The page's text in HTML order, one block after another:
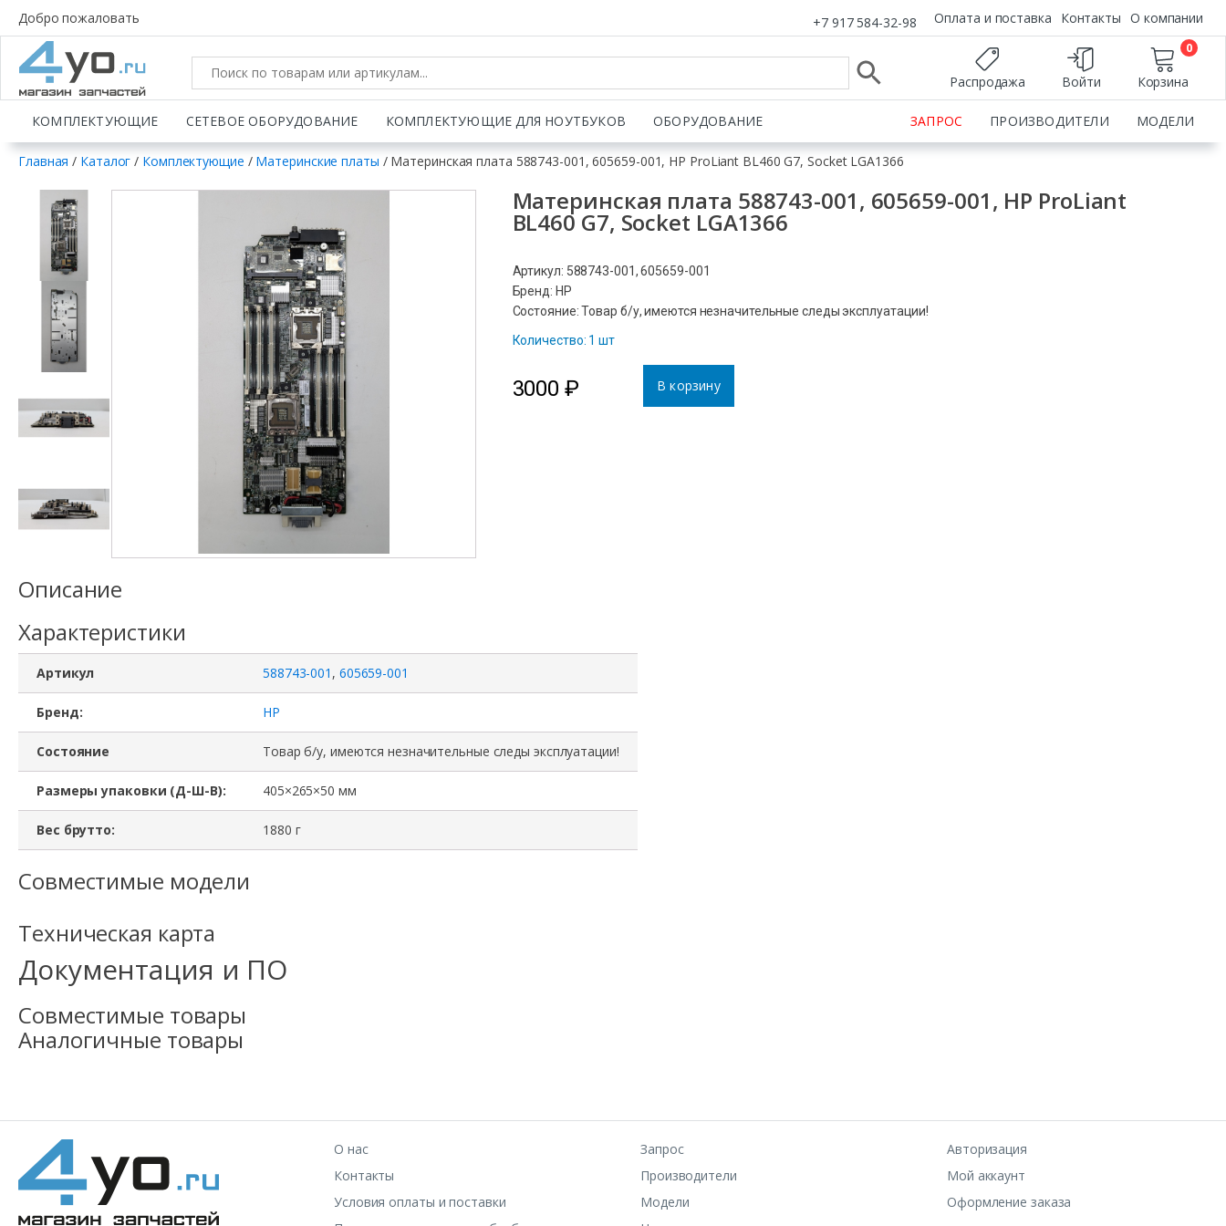
Добро пожаловать +7 917 584-32-98 Оплата и поставка Контакты О компании
Распродажа Войти Корзина
0
КОМПЛЕКТУЮЩИЕ СЕТЕВОЕ ОБОРУДОВАНИЕ КОМПЛЕКТУЮЩИЕ ДЛЯ НОУТБУКОВ ОБОРУДОВАНИЕ ЗАПРОС ПРОИЗВОДИТЕЛИ МОДЕЛИ
Главная / Каталог / Комплектующие / Материнские платы / Материнская плата 588743-001, 605659-001, HP ProLiant BL460 G7, Socket LGA1366
Материнская плата 588743-001, 605659-001, HP ProLiant
BL460 G7, Socket LGA1366
Артикул: 588743-001, 605659-001
Бренд: HP
Состояние: Товар б/у, имеются незначительные следы эксплуатации!
Количество: 1 шт
3000₽ В корзину
Описание
Характеристики
Артикул 588743-001 , 605659-001
Бренд: HP
Состояние Товар б/у, имеются незначительные следы эксплуатации!
Размеры упаковки (Д-Ш-В): 405×265×50 мм
Вес брутто: 1880 г
Совместимые модели
Техническая карта
Документация и ПО
Совместимые товары
Аналогичные товары
О нас
Контакты
Условия оплаты и поставки
Запрос
Производители
Модели
Авторизация
Мой аккаунт
Оформление заказа